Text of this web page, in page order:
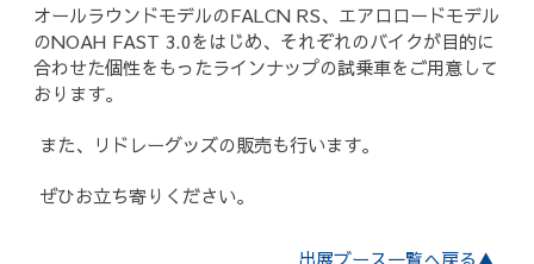
オールラウンドモデルのFALCN RS、エアロロードモデル
のNOAH FAST 3.0をはじめ、それぞれのバイクが目的に
合わせた個性をもったラインナップの試乗車をご用意して
おります。
また、リドレーグッズの販売も行います。
ぜひお立ち寄りください。
出展ブース一覧へ戻る▲